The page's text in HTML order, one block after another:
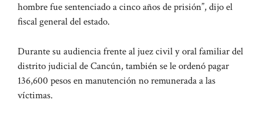
hombre fue sentenciado a cinco años de prisión”, dijo el
fiscal general del estado.
Durante su audiencia frente al juez civil y oral familiar del
distrito judicial de Cancún, también se le ordenó pagar
136,600 pesos en manutención no remunerada a las
víctimas.